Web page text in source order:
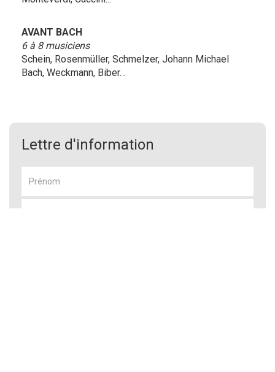
AVANT BACH
6 à 8 musiciens
Schein, Rosenmüller, Schmelzer, Johann Michael
Bach, Weckmann, Biber…
Lettre d'information